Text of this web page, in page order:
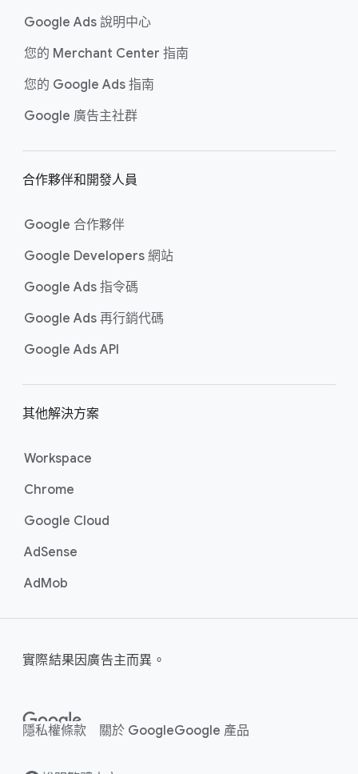
Google Ads 說明​中心
您​的 Merchant Center 指南
您​的 Google Ads 指南
Google 廣告主社​群
合作​夥伴​和​開發​人員
Google 合作​夥伴
Google Developers 網站
Google Ads 指令​碼
Google Ads 再​行銷代​碼
Google Ads API
其他​解決​方案
Workspace
Chrome
Google Cloud
AdSense
AdMob
實際​結果​因​廣告主而​異。
隱私權條款 關於 GoogleGoogle 產品